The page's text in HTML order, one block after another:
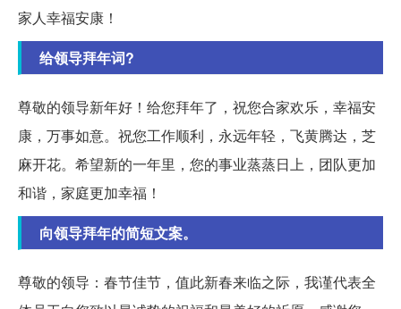
家人幸福安康！
给领导拜年词?
尊敬的领导新年好！给您拜年了，祝您合家欢乐，幸福安
康，万事如意。祝您工作顺利，永远年轻，飞黄腾达，芝
麻开花。希望新的一年里，您的事业蒸蒸日上，团队更加
和谐，家庭更加幸福！
向领导拜年的简短文案。
尊敬的领导：春节佳节，值此新春来临之际，我谨代表全